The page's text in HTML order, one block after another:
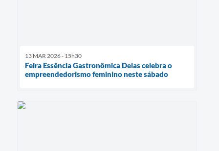
13 MAR 2026 - 15h30
Feira Essência Gastronômica Delas celebra o
empreendedorismo feminino neste sábado